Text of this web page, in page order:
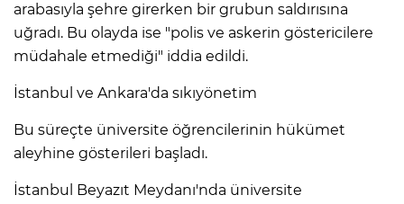
arabasıyla şehre girerken bir grubun saldırısına
uğradı. Bu olayda ise "polis ve askerin göstericilere
müdahale etmediği" iddia edildi.
İstanbul ve Ankara'da sıkıyönetim
Bu süreçte üniversite öğrencilerinin hükümet
aleyhine gösterileri başladı.
İstanbul Beyazıt Meydanı'nda üniversite